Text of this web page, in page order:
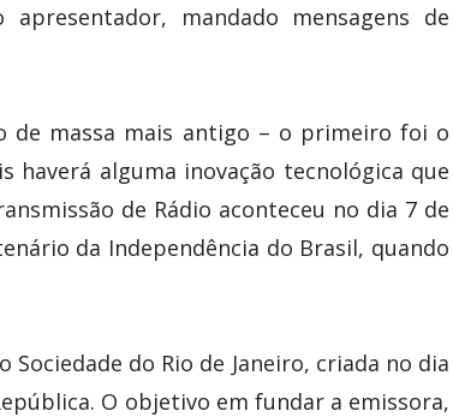
mandado mensagens de
de massa mais antigo – o primeiro foi o
haverá alguma inovação tecnológica que
de Rádio aconteceu no dia 7 de
da Independência do Brasil, quando
do Rio de Janeiro, criada no dia
O objetivo em fundar a emissora,